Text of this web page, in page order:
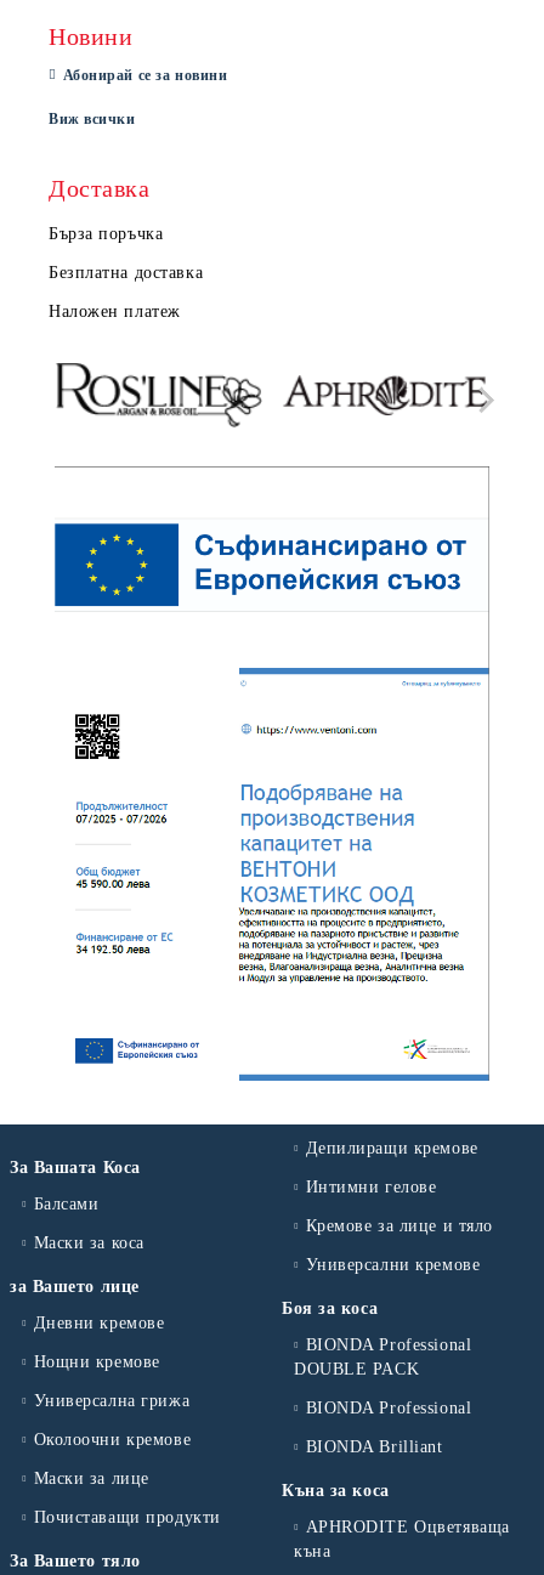
Новини
Абонирай се за новини
Виж всички
Доставка
Бърза поръчка
Безплатна доставка
Наложен платеж
За Вашата Коса
Балсами
Маски за коса
за Вашето лице
Дневни кремове
Нощни кремове
Универсална грижа
Околоочни кремове
Маски за лице
Почиставащи продукти
За Вашето тяло
Депилиращи кремове
Интимни гелове
Кремове за лице и тяло
Универсални кремове
Боя за коса
BIONDA Professional
DOUBLE PACK
BIONDA Professional
BIONDA Brilliant
Къна за коса
APHRODITE Оцветяваща
къна